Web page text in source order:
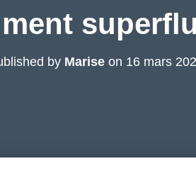
by Mariseon 16 mars